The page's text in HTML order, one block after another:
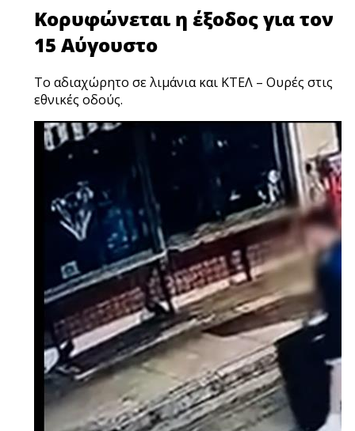
Κορυφώνεται η έξοδος για τον
15 Αύγουστο
Το αδιαχώρητο σε λιμάνια και ΚΤΕΛ – Ουρές στις
εθνικές οδούς.